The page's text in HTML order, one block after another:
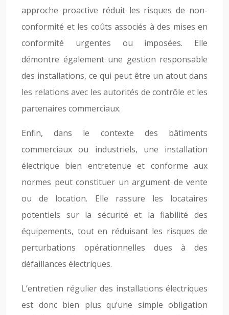
approche proactive réduit les risques de non-
conformité et les coûts associés à des mises en
conformité urgentes ou imposées. Elle
démontre également une gestion responsable
des installations, ce qui peut être un atout dans
les relations avec les autorités de contrôle et les
partenaires commerciaux.
Enfin, dans le contexte des bâtiments
commerciaux ou industriels, une installation
électrique bien entretenue et conforme aux
normes peut constituer un argument de vente
ou de location. Elle rassure les locataires
potentiels sur la sécurité et la fiabilité des
équipements, tout en réduisant les risques de
perturbations opérationnelles dues à des
défaillances électriques.
L’entretien régulier des installations électriques
est donc bien plus qu’une simple obligation